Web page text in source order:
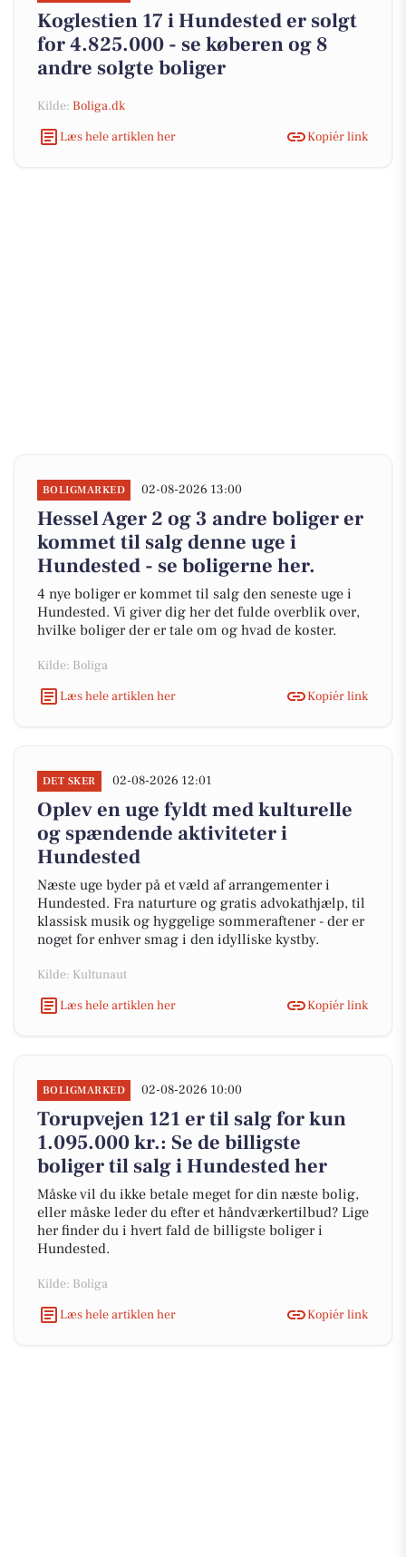
Koglestien 17 i Hundested er solgt
for 4.825.000 - se køberen og 8
andre solgte boliger
Kilde: Boliga.dk
Læs hele artiklen her
Kopiér link
BOLIGMARKED 02-08-2026 13:00
Hessel Ager 2 og 3 andre boliger er
kommet til salg denne uge i
Hundested - se boligerne her.
4 nye boliger er kommet til salg den seneste uge i
Hundested. Vi giver dig her det fulde overblik over,
hvilke boliger der er tale om og hvad de koster.
Kilde: Boliga
Læs hele artiklen her
Kopiér link
DET SKER 02-08-2026 12:01
Oplev en uge fyldt med kulturelle
og spændende aktiviteter i
Hundested
Næste uge byder på et væld af arrangementer i
Hundested. Fra naturture og gratis advokathjælp, til
klassisk musik og hyggelige sommeraftener - der er
noget for enhver smag i den idylliske kystby.
Kilde: Kultunaut
Læs hele artiklen her
Kopiér link
BOLIGMARKED 02-08-2026 10:00
Torupvejen 121 er til salg for kun
1.095.000 kr.: Se de billigste
boliger til salg i Hundested her
Måske vil du ikke betale meget for din næste bolig,
eller måske leder du efter et håndværkertilbud? Lige
her finder du i hvert fald de billigste boliger i
Hundested.
Kilde: Boliga
Læs hele artiklen her
Kopiér link